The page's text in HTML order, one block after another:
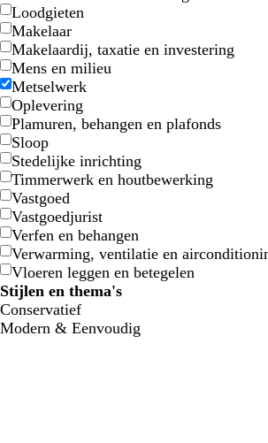
Loodgieten
Makelaar
Makelaardij, taxatie en investering
Mens en milieu
Metselwerk
Oplevering
Plamuren, behangen en plafonds
Sloop
Stedelijke inrichting
Timmerwerk en houtbewerking
Vastgoed
Vastgoedjurist
Verfen en behangen
Verwarming, ventilatie en
Vloeren leggen en betegelen
Stijlen en thema's
Conservatief
Modern & Eenvoudig